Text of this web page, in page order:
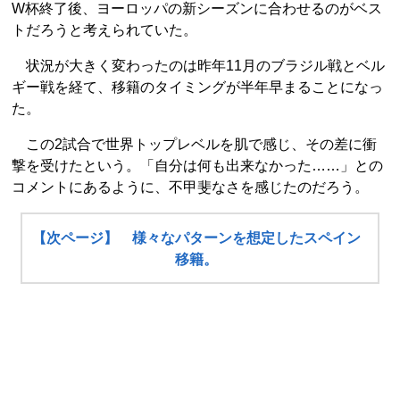
W杯終了後、ヨーロッパの新シーズンに合わせるのがベス
トだろうと考えられていた。
状況が大きく変わったのは昨年11月のブラジル戦とベル
ギー戦を経て、移籍のタイミングが半年早まることになっ
た。
この2試合で世界トップレベルを肌で感じ、その差に衝
撃を受けたという。「自分は何も出来なかった……」との
コメントにあるように、不甲斐なさを感じたのだろう。
【次ページ】 様々なパターンを想定したスペイン
移籍。